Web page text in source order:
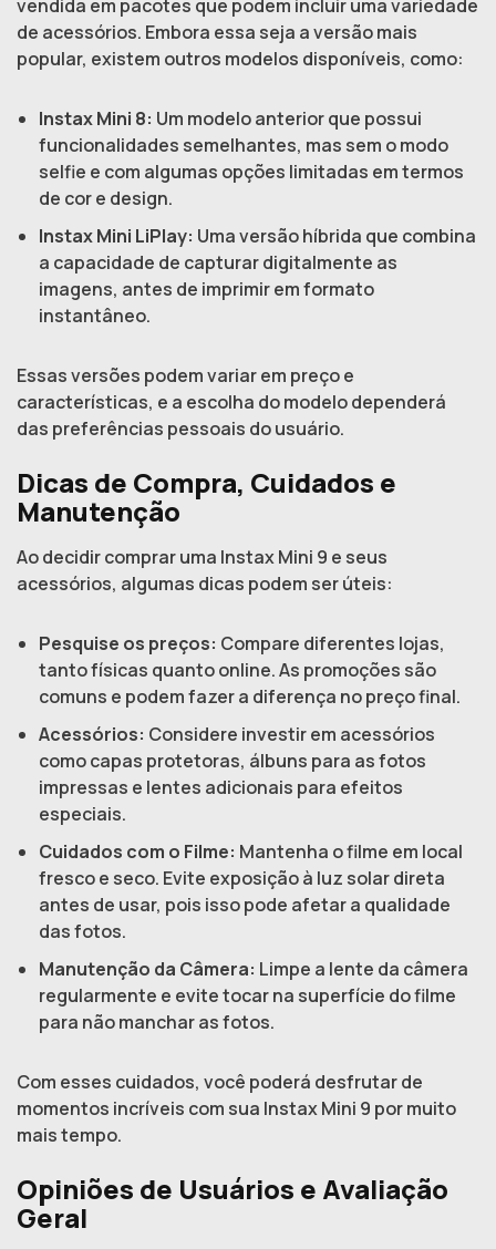
vendida em pacotes que podem incluir uma variedade
de acessórios. Embora essa seja a versão mais
popular, existem outros modelos disponíveis, como:
Instax Mini 8: Um modelo anterior que possui
funcionalidades semelhantes, mas sem o modo
selfie e com algumas opções limitadas em termos
de cor e design.
Instax Mini LiPlay: Uma versão híbrida que combina
a capacidade de capturar digitalmente as
imagens, antes de imprimir em formato
instantâneo.
Essas versões podem variar em preço e
características, e a escolha do modelo dependerá
das preferências pessoais do usuário.
Dicas de Compra, Cuidados e
Manutenção
Ao decidir comprar uma Instax Mini 9 e seus
acessórios, algumas dicas podem ser úteis:
Pesquise os preços: Compare diferentes lojas,
tanto físicas quanto online. As promoções são
comuns e podem fazer a diferença no preço final.
Acessórios: Considere investir em acessórios
como capas protetoras, álbuns para as fotos
impressas e lentes adicionais para efeitos
especiais.
Cuidados com o Filme: Mantenha o filme em local
fresco e seco. Evite exposição à luz solar direta
antes de usar, pois isso pode afetar a qualidade
das fotos.
Manutenção da Câmera: Limpe a lente da câmera
regularmente e evite tocar na superfície do filme
para não manchar as fotos.
Com esses cuidados, você poderá desfrutar de
momentos incríveis com sua Instax Mini 9 por muito
mais tempo.
Opiniões de Usuários e Avaliação
Geral